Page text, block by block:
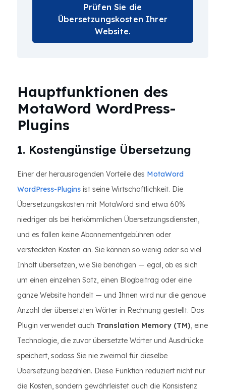
Prüfen Sie die
Übersetzungskosten Ihrer
Website.
Hauptfunktionen des
MotaWord WordPress-
Plugins
1. Kostengünstige Übersetzung
Einer der herausragenden Vorteile des MotaWord
WordPress-Plugins ist seine Wirtschaftlichkeit. Die
Übersetzungskosten mit MotaWord sind etwa 60%
niedriger als bei herkömmlichen Übersetzungsdiensten,
und es fallen keine Abonnementgebühren oder
versteckten Kosten an. Sie können so wenig oder so viel
Inhalt übersetzen, wie Sie benötigen — egal, ob es sich
um einen einzelnen Satz, einen Blogbeitrag oder eine
ganze Website handelt — und Ihnen wird nur die genaue
Anzahl der übersetzten Wörter in Rechnung gestellt. Das
Plugin verwendet auch Translation Memory (TM), eine
Technologie, die zuvor übersetzte Wörter und Ausdrücke
speichert, sodass Sie nie zweimal für dieselbe
Übersetzung bezahlen. Diese Funktion reduziert nicht nur
die Kosten, sondern gewährleistet auch die Konsistenz